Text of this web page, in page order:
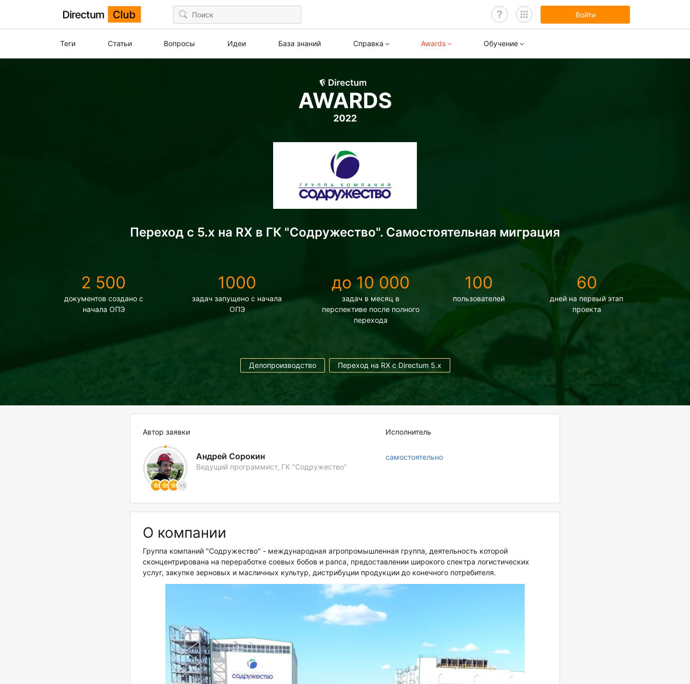
Войти
Теги Статьи Вопросы Идеи База знаний Справка
Версия 26.2
Версия 25.2
Версия 4.11
HR Pro
Версия 2.10
Версия 2.9
Версия 2.7
Версия 2.6
Версия 2.5
Версия 2.4
Directum
Awards
Все кейсы
Архив
Обучение
Переход с 5.х на RX в ГК "Содружество". Самостоятельная миграция
2 500
документов создано с
начала ОПЭ
1000
задач запущено с начала
ОПЭ
до 10 000
задач в месяц в
перспективе после полного
перехода
100
пользователей
60
дней на первый этап
проекта
Делопроизводство Переход на RX с Directum 5.х
Автор заявки
+5
Андрей Сорокин
Ведущий программист, ГК "Содружество"
Исполнитель
самостоятельно
О компании
Группа компаний "Содружество" - международная агропромышленная группа, деятельность которой
сконцентрирована на переработке соевых бобов и рапса, предоставлении широкого спектра логистических
услуг, закупке зерновых и масличных культур, дистрибуции продукции до конечного потребителя.